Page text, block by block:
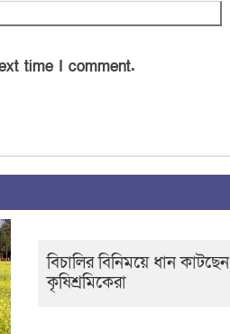
time I comment.
বিচালির বিনিময়ে ধান কাটছেন
কৃষিশ্রমিকেরা